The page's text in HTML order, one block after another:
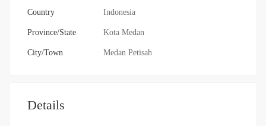
Country Indonesia
Province/State Kota Medan
City/Town Medan Petisah
Details